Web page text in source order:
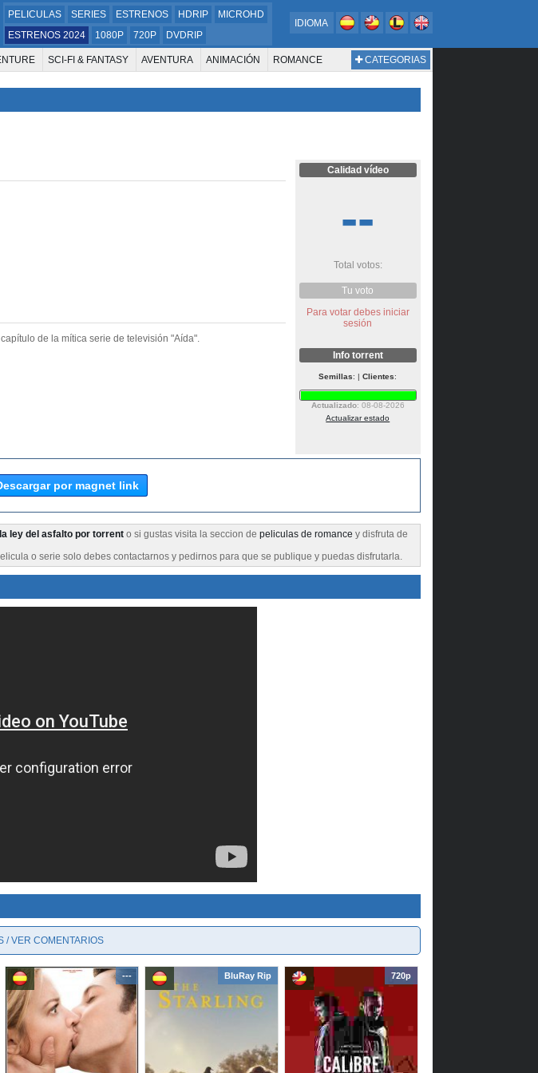
PELICULAS SERIES ESTRENOS HDRIP
MICROHD
ESTRENOS 2024
1080P 720P DVDRIP
IDIOMA
CATEGORIAS
SCI-FI & FANTASY AVENTURA ANIMACIÓN ROMANCE
de la mítica serie de televisión "Aída".
Calidad vídeo
--
Total votos:
Tu voto
Para votar debes iniciar
sesión
Info torrent
Semillas: |Clientes:
Actualizado: 08-08-2026
Actualizar estado
por magnet link
ley del asfalto por torrent o si gustas visita la seccion de peliculas de romance y disfruta de
o serie solo debes contactarnos y pedirnos para que se publique y puedas disfrutarla.
/ VER COMENTARIOS
--- BluRay Rip 720p